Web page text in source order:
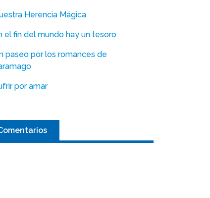
Herencia Mágica
el fin del mundo hay un tesoro
paseo por los romances de
por amar